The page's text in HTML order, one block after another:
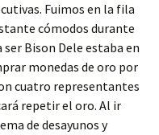
Fuimos en la fila
cómodos durante
Bison Dele estaba en
monedas de oro por
cuatro representantes
repetir el oro. Al ir
de desayunos y